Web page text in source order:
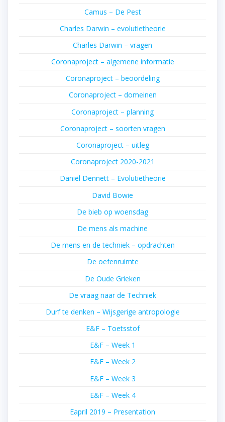
Camus – De Pest
Charles Darwin – evolutietheorie
Charles Darwin – vragen
Coronaproject – algemene informatie
Coronaproject – beoordeling
Coronaproject – domeinen
Coronaproject – planning
Coronaproject – soorten vragen
Coronaproject – uitleg
Coronaproject 2020-2021
Daniël Dennett – Evolutietheorie
David Bowie
De bieb op woensdag
De mens als machine
De mens en de techniek – opdrachten
De oefenruimte
De Oude Grieken
De vraag naar de Techniek
Durf te denken – Wijsgerige antropologie
E&F – Toetsstof
E&F – Week 1
E&F – Week 2
E&F – Week 3
E&F – Week 4
Eapril 2019 – Presentation